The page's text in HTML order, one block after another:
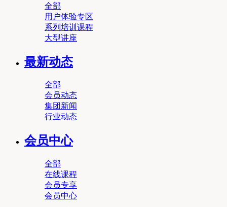
全部
用户体验专区
系列培训课程
大型讲座
最新动态
全部
会员动态
集团新闻
行业动态
会员中心
全部
在线课程
会员专享
会员中心